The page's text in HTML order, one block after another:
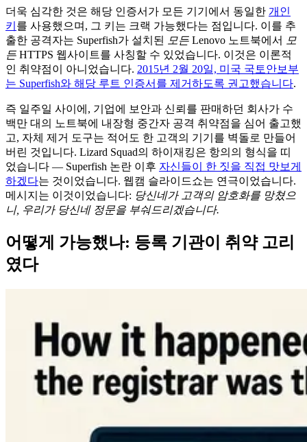
더욱 심각한 것은 해당 인증서가 모든 기기에서 동일한 개인
키 를 사용했으며, 그 키는 크랙 가능했다는 점입니다. 이를 추
출한 공격자는 Superfish가 설치된
모든 Lenovo 노트북에서
모
든 HTTPS 웹사이트를 사칭할 수 있었습니다. 이것은 이론적
인 취약점이 아니었습니다. 2015년 2월 20일, 미국 국토안보부
는 Superfish와 해당 루트 인증서를 제거하도록 권고했습니다.
즉 일주일 사이에, 기업에 보안과 신뢰를 판매하던 회사가 수
백만 대의 노트북에 내장형 중간자 공격 취약점을 심어 출고했
고, 자체 제거 도구는 적어도 한 고객의 기기를 벽돌로 만들어
버린 것입니다. Lizard Squad의 하이재킹은 항의의 형식을 띠
었습니다 — Superfish 논란 이후 자신들이 한 짓을 직접 맛보게
하겠다는 것이었습니다. 웹캠 슬라이드쇼는 연극이었습니다.
메시지는 이것이었습니다: 당신네가 고객의 암호화를 망쳤으
니, 우리가 당신네 정문을 부숴드리겠습니다.
어떻게 가능했나: 등록 기관이 취약 고리
였다